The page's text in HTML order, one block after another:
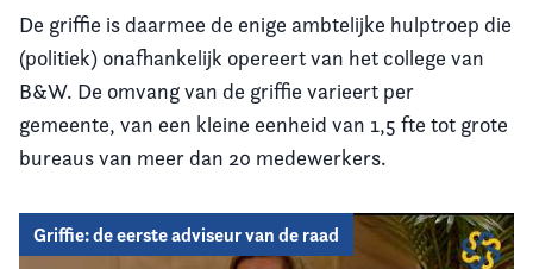
De griffie is daarmee de enige ambtelijke hulptroep die
(politiek) onafhankelijk opereert van het college van
B&W. De omvang van de griffie varieert per
gemeente, van een kleine eenheid van 1,5 fte tot grote
bureaus van meer dan 20 medewerkers.
Griffie: de eerste adviseur van de raad